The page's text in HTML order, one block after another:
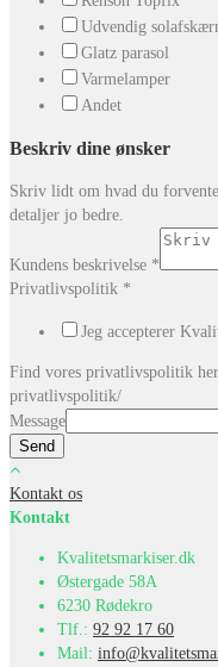
Udvendig
Glatz parasol
Varmelamper
Andet
Beskriv dine ønsker
Skriv lidt om hvad du
detaljer jo bedre.
Kundens beskrivelse *
Privatlivspolitik *
Jeg accepterer
Find vores privatlivspolitik
privatlivspolitik/
Message
Send
Kontakt os
Kontakt
Kvalitetsmarkiser.dk
Østergade 58A
6230 Rødekro
Tlf.: 92 92 17 60
Mail: